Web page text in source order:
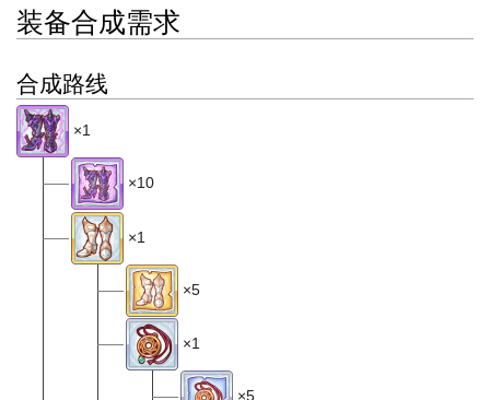
装备合成需求
合成路线
×1
×10
×1
×5
×1
×5